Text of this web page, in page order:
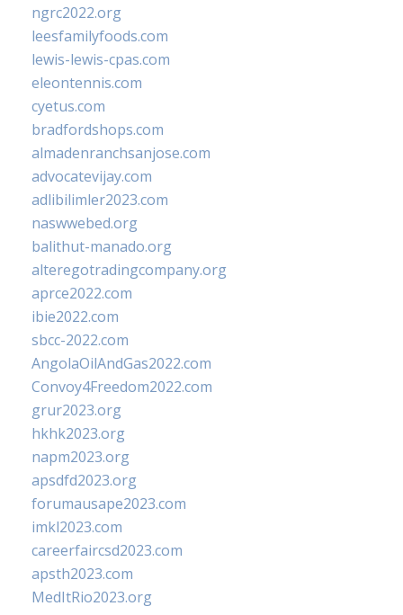
ngrc2022.org
leesfamilyfoods.com
lewis-lewis-cpas.com
eleontennis.com
cyetus.com
bradfordshops.com
almadenranchsanjose.com
advocatevijay.com
adlibilimler2023.com
naswwebed.org
balithut-manado.org
alteregotradingcompany.org
aprce2022.com
ibie2022.com
sbcc-2022.com
AngolaOilAndGas2022.com
Convoy4Freedom2022.com
grur2023.org
hkhk2023.org
napm2023.org
apsdfd2023.org
forumausape2023.com
imkl2023.com
careerfaircsd2023.com
apsth2023.com
MedItRio2023.org